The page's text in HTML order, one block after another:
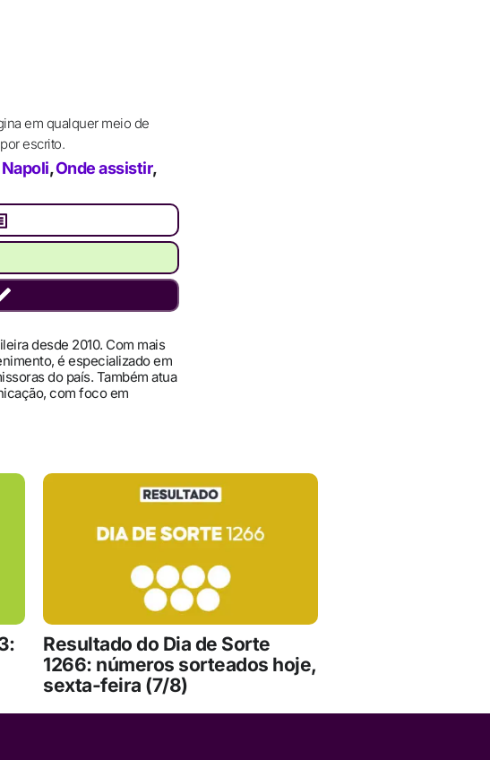
em qualquer meio de
escrito.
Napoli,Onde assistir,
desde 2010. Com mais
é especializado em
do país. Também atua
com foco em
Resultado do Dia de Sorte
1266: números sorteados hoje,
sexta-feira (7/8)